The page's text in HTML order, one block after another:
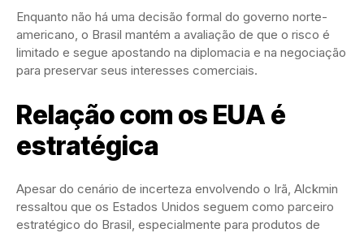
Enquanto não há uma decisão formal do governo norte-
americano, o Brasil mantém a avaliação de que o risco é
limitado e segue apostando na diplomacia e na negociação
para preservar seus interesses comerciais.
Relação com os EUA é
estratégica
Apesar do cenário de incerteza envolvendo o Irã, Alckmin
ressaltou que os Estados Unidos seguem como parceiro
estratégico do Brasil, especialmente para produtos de